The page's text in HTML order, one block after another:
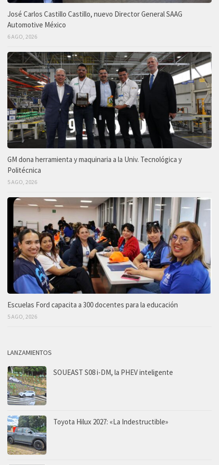
José Carlos Castillo Castillo, nuevo Director General SAAG
Automotive México
6 AGO, 2026
GM dona herramienta y maquinaria a la Univ. Tecnológica y
Politécnica
5 AGO, 2026
Escuelas Ford capacita a 300 docentes para la educación
5 AGO, 2026
LANZAMIENTOS
SOUEAST S08 i-DM, la PHEV inteligente
Toyota Hilux 2027: «La Indestructible»